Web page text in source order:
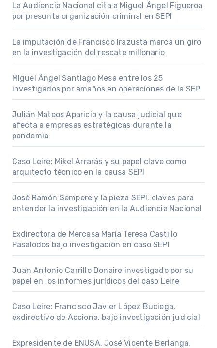
La Audiencia Nacional cita a Miguel Ángel Figueroa
por presunta organización criminal en SEPI
La imputación de Francisco Irazusta marca un giro
en la investigación del rescate millonario
Miguel Ángel Santiago Mesa entre los 25
investigados por amaños en operaciones de la SEPI
Julián Mateos Aparicio y la causa judicial que
afecta a empresas estratégicas durante la
pandemia
Caso Leire: Mikel Arrarás y su papel clave como
arquitecto técnico en la causa SEPI
José Ramón Sempere y la pieza SEPI: claves para
entender la investigación en la Audiencia Nacional
Exdirectora de Mercasa María Teresa Castillo
Pasalodos bajo investigación en caso SEPI
Juan Antonio Carrillo Donaire investigado por su
papel en los informes jurídicos del caso Leire
Caso Leire: Francisco Javier López Buciega,
exdirectivo de Acciona, bajo investigación judicial
Expresidente de ENUSA, José Vicente Berlanga,